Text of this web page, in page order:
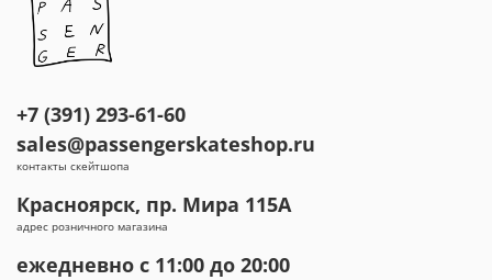
+7 (391) 293-61-60
sales@passengerskateshop.ru
контакты скейтшопа
Красноярск, пр. Мира 115А
адрес розничного магазина
ежедневно с 11:00 до 20:00